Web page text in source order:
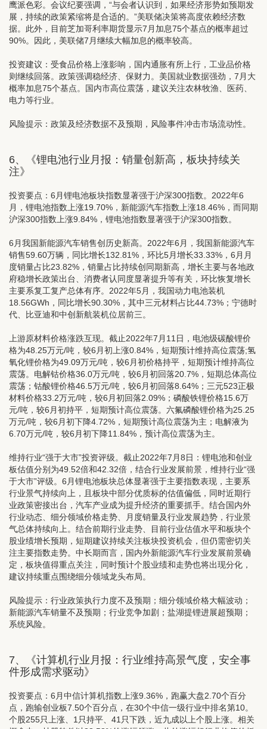
鹰派色彩。会议纪要强调，“与会者认识到，如果经济形势如预期发
展，持续的政策紧缩将是合适的。”美联储决策将高度依赖经济数
据。此外，目前芝加哥利率期货显示7月加息75个基点的概率超过
90%。因此，美联储7月继续大幅加息的概率较高。
投资建议： 受食品价格上涨影响，国内通胀有所上行，工业品价格
则继续回落。政策强调稳经济、保财力。美国就业数据强劲，7月大
概率加息75个基点。国内市高位震荡，建议关注农林牧渔、医药、
电力等行业。
风险提示：政策及经济数据不及预期，风险事件冲击市场流动性。
6、《锂电池行业月报：销量创新高，板块持续关
注》
投资要点： 6月锂电池板块指数显著强于沪深300指数。2022年6
月，锂电池指数上涨19.70%，新能源汽车指数上涨18.46%，而同期
沪深300指数上涨9.84%，锂电池指数显著强于沪深300指数。
6月我国新能源汽车销售创历史新高。 2022年6月，我国新能源汽车
销售59.60万辆，同比增长132.81%，环比5月增长33.33%，6月月
度销量占比23.82%，销量占比持续创同期新高，增长主要与各地政
府稳增长政策出台、消费者认同度显著提升等有关，环比恢复增长
主要系复工复产总体有序。2022年5月，我国动力电池装机
18.56GWh，同比增长90.30%，其中三元材料占比44.73%；宁德时
代、比亚迪和中创新航装机位居前三。
上游原材料价格涨跌互现。 截止2022年7月11日，电池级碳酸锂价
格为48.25万元/吨，较6月初上涨0.84%，短期预计维持高位震荡;氢
氧化锂价格为49.09万元/吨，较6月初价格持平，短期预计维持高位
震荡。电解钴价格36.0万元/吨，较6月初回落20.7%，短期总体高位
震荡；钴酸锂价格46.5万元/吨，较6月初回落8.64%；三元523正极
材料价格33.2万元/吨，较6月初回落2.09%；磷酸铁锂价格15.6万
元/吨，较6月初持平，短期预计高位震荡。六氟磷酸锂价格为25.25
万元/吨，较6月初下降4.72%，短期预计高位震荡为主；电解液为
6.70万元/吨，较6月初下降11.84%，预计高位震荡为主。
维持行业“强于大市”投资评级。 截止2022年7月8日：锂电池和创业
板估值分别为49.52倍和42.32倍，结合行业发展前景，维持行业“强
于大市”评级。6月锂电池板块总体显著强于主要指数表现，主要系
行业景气持续向上，且板块中部分优质标的估值偏低，同时近期行
业政策密接出台，汽车产业成为提升经济的重要抓手。结合国内外
行业动态、细分领域价格走势、月度销量及行业发展趋势，行业景
气总体持续向上。结合前期行业走势、目前行业估值水平和板块个
股业绩增长预期，短期建议持续关注板块投资机会，但仍需密切关
注主要指数走势。中长期而言，国内外新能源汽车行业发展前景确
定，板块值得重点关注，同时预计个股业绩和走势也将出现分化，
建议持续重点围绕细分领域龙头布局。
风险提示：行业政策执行力度不及预期；细分领域价格大幅波动；
新能源汽车销量不及预期；行业竞争加剧；盐湖提锂进展超预期；
系统风险。
7、《计算机行业月报：行业维持高景气度，安全事
件形成需求驱动》
投资要点： 6月中信计算机指数上涨9.36%，跑赢大盘2.70个百分
点，跑输创业板7.50个百分点，在30个中信一级行业中排名第10。
个股255只上涨、1只持平、41只下跌，近九成以上个股上涨。相关